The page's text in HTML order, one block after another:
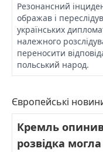
Резонансний
ображав і
українських
належного
переносити
польський народ.
Європейські
Кремль
розвідка